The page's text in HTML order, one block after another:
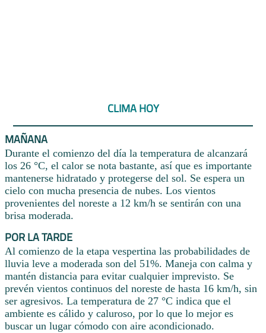
CLIMA HOY
MAÑANA
Durante el comienzo del día la temperatura de alcanzará
los 26 °C, el calor se nota bastante, así que es importante
mantenerse hidratado y protegerse del sol. Se espera un
cielo con mucha presencia de nubes. Los vientos
provenientes del noreste a 12 km/h se sentirán con una
brisa moderada.
POR LA TARDE
Al comienzo de la etapa vespertina las probabilidades de
lluvia leve a moderada son del 51%. Maneja con calma y
mantén distancia para evitar cualquier imprevisto. Se
prevén vientos continuos del noreste de hasta 16 km/h, sin
ser agresivos. La temperatura de 27 °C indica que el
ambiente es cálido y caluroso, por lo que lo mejor es
buscar un lugar cómodo con aire acondicionado.